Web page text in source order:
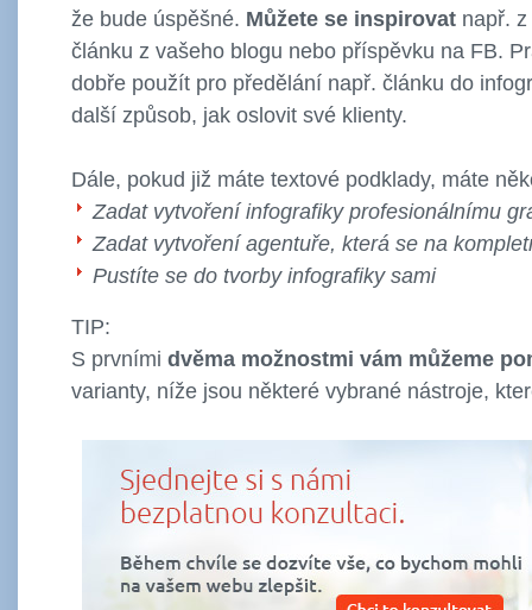
že bude úspěšné. Můžete se inspirovat např.
článku z vašeho blogu nebo příspěvku na FB.
dobře použít pro předělání např. článku do
další způsob, jak oslovit své klienty.
Dále, pokud již máte textové podklady, máte
Zadat vytvoření infografiky profesionálnímu
Zadat vytvoření agentuře, která se na
Pustíte se do tvorby infografiky sami
TIP:
S prvními dvěma možnostmi vám můžeme
varianty, níže jsou některé vybrané nástroje,